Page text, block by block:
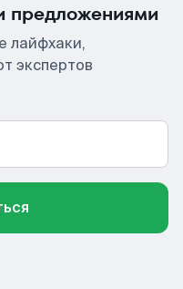
предложениями
лайфхаки,
экспертов